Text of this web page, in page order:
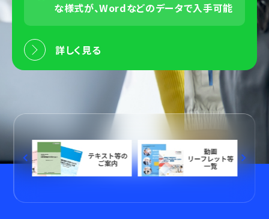
な様式が、Wordなどのデータで入手可能
詳しく見る
keyboard_arrow_left keyboard_arrow_right